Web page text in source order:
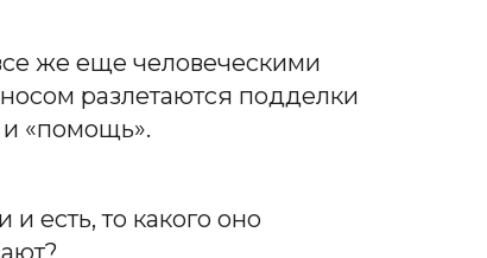
же еще человеческими
разлетаются подделки
и «помощь».
есть, то какого оно